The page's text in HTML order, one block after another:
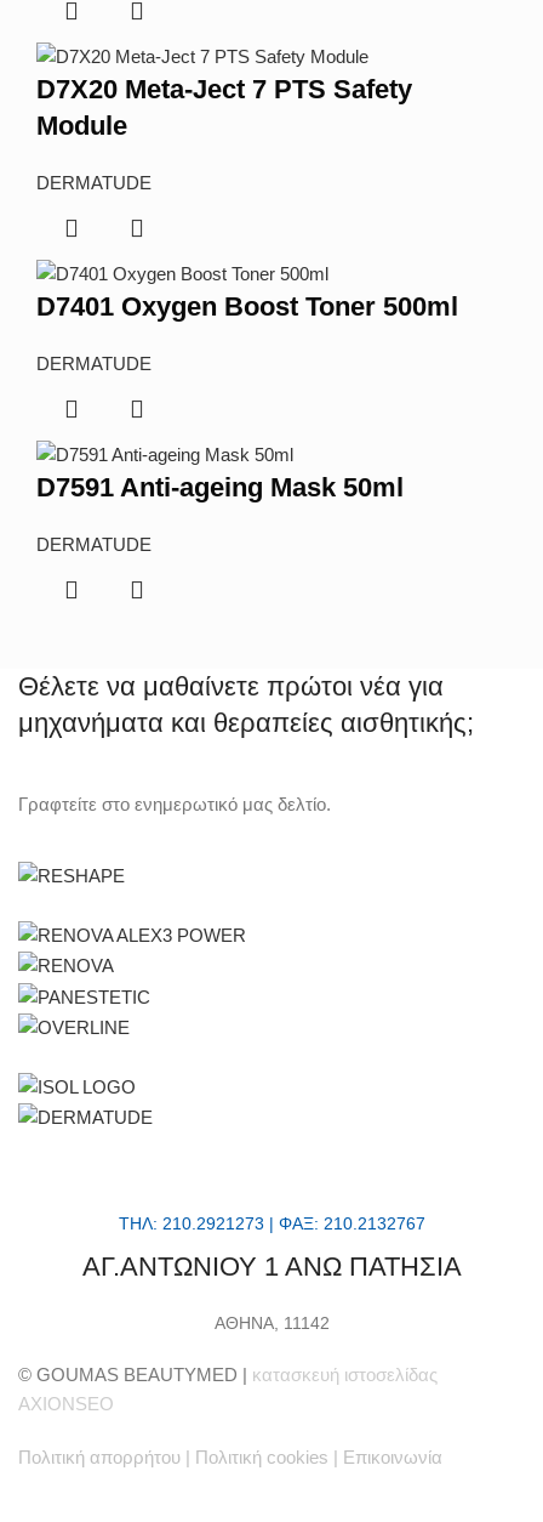
D7X20 Meta-Ject 7 PTS Safety
Module
DERMATUDE
D7401 Oxygen Boost Toner 500ml
DERMATUDE
D7591 Anti-ageing Mask 50ml
DERMATUDE
Θέλετε να μαθαίνετε πρώτοι νέα για
μηχανήματα και θεραπείες αισθητικής;
Γραφτείτε στο ενημερωτικό μας δελτίο.
ΤΗΛ: 210.2921273 | ΦΑΞ: 210.2132767
ΑΓ.ΑΝΤΩΝΙΟΥ 1 ΑΝΩ ΠΑΤΗΣΙΑ
ΑΘΗΝΑ, 11142
© GOUMAS BEAUTYMED | κατασκευή ιστοσελίδας
AXIONSEO
Πολιτική απορρήτου | Πολιτική cookies | Επικοινωνία